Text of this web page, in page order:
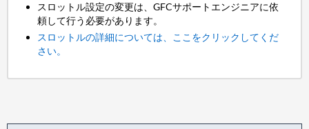
スロットル設定の変更は、GFCサポートエンジニアに依
頼して行う必要があります。
スロットルの詳細については、ここをクリックしてくだ
さい。